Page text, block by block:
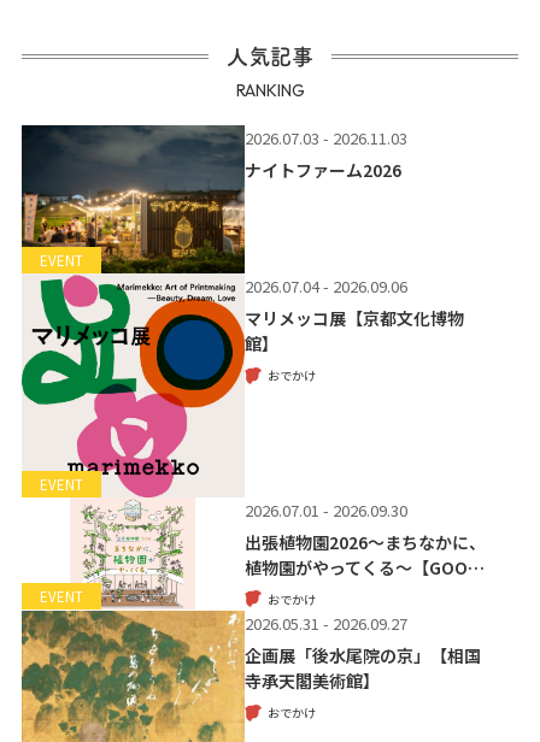
人気記事
RANKING
EVENT
2026.07.03 - 2026.11.03
ナイトファーム2026
EVENT
2026.07.04 - 2026.09.06
マリメッコ展【京都文化博物
館】
おでかけ
EVENT
2026.07.01 - 2026.09.30
出張植物園2026～まちなかに、
植物園がやってくる～【GOO…
おでかけ
2026.05.31 - 2026.09.27
企画展「後水尾院の京」【相国
寺承天閣美術館】
おでかけ